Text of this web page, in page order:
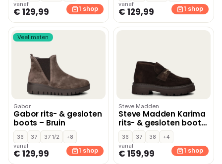
vanaf
€ 129,99 1 shop
vanaf
€ 129,99 1 shop
Veel maten
Gabor
Gabor rits- & gesloten
boots – Bruin
36 37 37 1/2
+8
vanaf
€ 129,99 1 shop
Steve Madden
Steve Madden Karima
rits- & gesloten boots
– Bruin
36 37 38
+4
vanaf
€ 159,99 1 shop